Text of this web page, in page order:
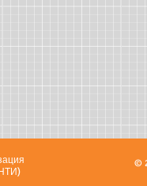
©